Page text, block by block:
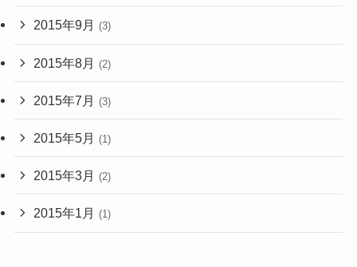
2015年9月 (3)
2015年8月 (2)
2015年7月 (3)
2015年5月 (1)
2015年3月 (2)
2015年1月 (1)